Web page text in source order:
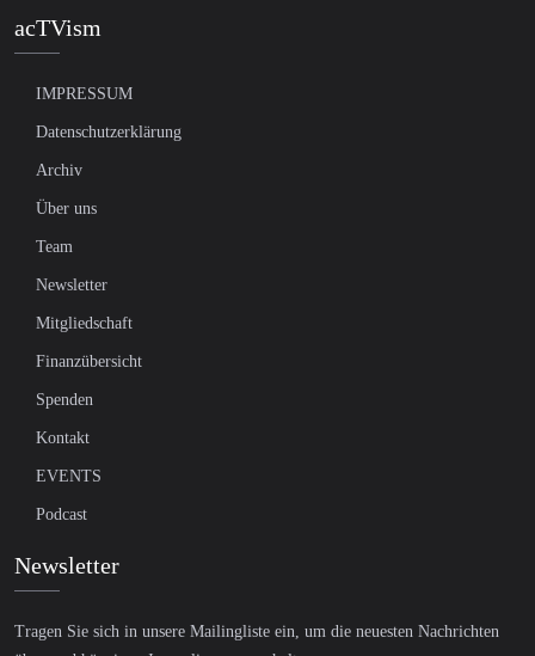
acTVism
IMPRESSUM
Datenschutzerklärung
Archiv
Über uns
Team
Newsletter
Mitgliedschaft
Finanzübersicht
Spenden
Kontakt
EVENTS
Podcast
Newsletter
Tragen Sie sich in unsere Mailingliste ein, um die neuesten Nachrichten